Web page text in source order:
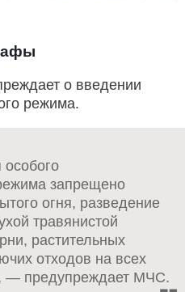
о введении
режима.
запрещено
огня, разведение
травянистой
растительных
отходов на всех
— предупреждает МЧС.